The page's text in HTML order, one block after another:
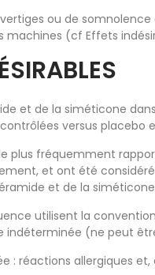
ou de
machines (cf Effets
et de la siméticone
versus
plus fréquemment
et ont été
et de la
utilisent la convention
indéterminée (ne peut
: réactions allergiques